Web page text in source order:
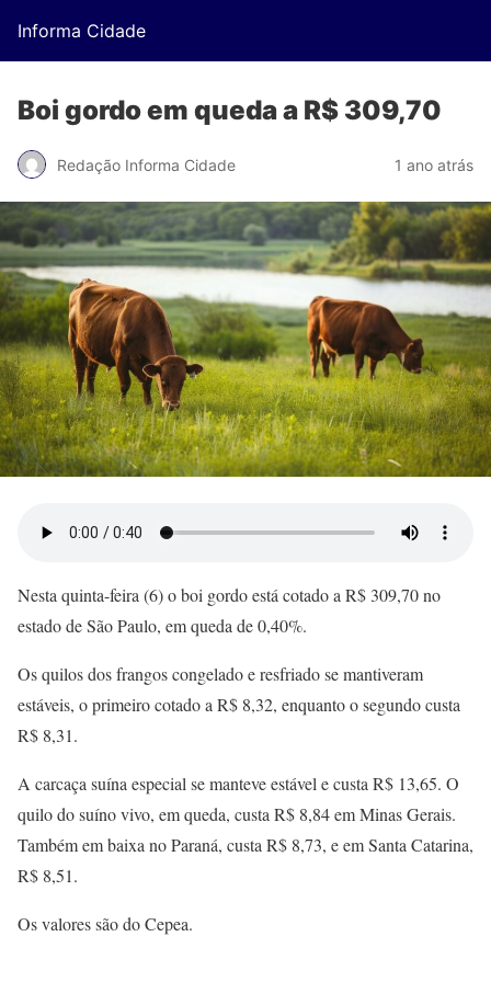
Informa Cidade
Boi gordo em queda a R$ 309,70
Redação Informa Cidade 1 ano atrás
Nesta quinta-feira (6) o boi gordo está cotado a R$ 309,70 no
estado de São Paulo, em queda de 0,40%.
Os quilos dos frangos congelado e resfriado se mantiveram
estáveis, o primeiro cotado a R$ 8,32, enquanto o segundo custa
R$ 8,31.
A carcaça suína especial se manteve estável e custa R$ 13,65. O
quilo do suíno vivo, em queda, custa R$ 8,84 em Minas Gerais.
Também em baixa no Paraná, custa R$ 8,73, e em Santa Catarina,
R$ 8,51.
Os valores são do Cepea.